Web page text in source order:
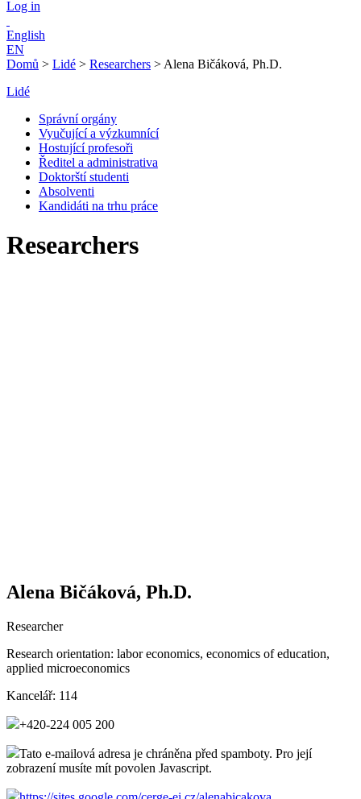
Log in
English
EN
Domů > Lidé > Researchers > Alena Bičáková, Ph.D.
Lidé
Správní orgány
Vyučující a výzkumnící
Hostující profesoři
Ředitel a administrativa
Doktorští studenti
Absolventi
Kandidáti na trhu práce
Researchers
Alena Bičáková, Ph.D.
Researcher
Research orientation: labor economics, economics of education,
applied microeconomics
Kancelář: 114
+420-224 005 200
Tato e-mailová adresa je chráněna před spamboty. Pro její
zobrazení musíte mít povolen Javascript.